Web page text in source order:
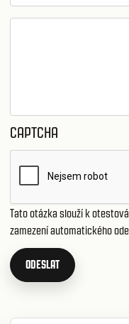
CAPTCHA
Tato otázka slouží k
zamezení automatického
ODESLAT